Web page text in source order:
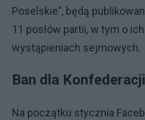
Poselskie", będą
11 posłów partii, w tym o
wystąpieniach sejmowych.
Ban dla Konfederacji
Na początku stycznia